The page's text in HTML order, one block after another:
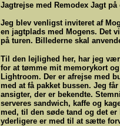
Jagtrejse med Remodex Jagt
Jeg blev venligst inviteret af
en jagtplads med Mogens. Det
på turen. Billederne skal
Til den lejlighed her, har jeg
for at tømme mit memorykort
Lightroom. Der er afrejse med
med at få pakket bussen. Jeg
ansigter, der er bekendte.
serveres sandwich, kaffe og
med, til den søde tand og det
yderligere er med til at sætte